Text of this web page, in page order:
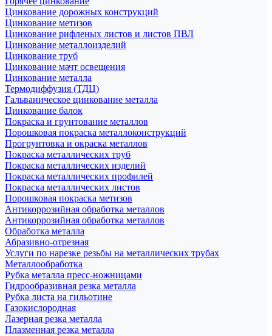
Цинкование дорожных конструкций
Цинкование метизов
Цинкование рифленых листов и листов ПВЛ
Цинкование металлоизделий
Цинкование труб
Цинкование мачт освещения
Цинкование металла
Термодиффузия (ТДЦ)
Гальваническое цинкование металла
Цинкование балок
Покраска и грунтование металлов
Порошковая покраска металлоконструкций
Прогрунтовка и окраска металлов
Покраска металлических труб
Покраска металлических изделий
Покраска металлических профилей
Покраска металлических листов
Порошковая покраска метизов
Антикоррозийная обработка металлов
Антикоррозийная обработка металлов
Обработка металла
Абразивно-отрезная
Услуги по нарезке резьбы на металлических трубах
Металлообработка
Рубка металла пресс-ножницами
Гидрообразивная резка металла
Рубка листа на гильотине
Газокислородная
Лазерная резка металла
Плазменная резка металла